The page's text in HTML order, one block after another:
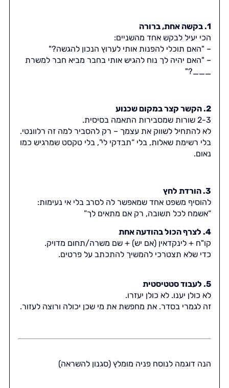
1. בקשה אחת, ברורה
הכי יעיל לבקש אחד מהשניים:
– "האם תוכלי להפנות אותי לערוץ הנכון להגשה?"
– "האם יהיה לך נוח להגיש אותי בחבר מביא חבר למשרת
___?"
2. הקשר קצר במקום שכנוע
2-3 שורות שמסבירות התאמה בסיסית.
לא להתחיל לשווק את עצמך – רק להסביר למה זה רלוונטי.
בלי רשימת שאלות, בלי “תבדקי לי”, בלי טקסט שמרגיש כמו
נאום.
3. הורדת לחץ
להוסיף משפט אחד שמאפשר לה לסרב בלי אי נעימות:
“אשמח לכל תשובה, רק אם מתאים לך”
4. לצרף הכול בהודעה אחת
קו"ח + לינקדאין (אם יש) + שם משרה/תחום מדויק.
כדי שלא תצטרכי להמשיך להתכתב על פרטים.
5. לעבוד סטטיסטית
לא כולן יענו. לא כולן יעזרו.
זה לגמרי בסדר. את מחפשת את מי שכן יכולה ורוצה לעזור.
הנה דוגמה לנוסח פניה מומלץ (סגנון להשראה)